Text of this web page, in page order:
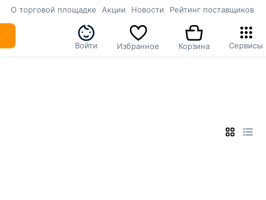
О торговой площадке Акции Новости Рейтинг поставщиков
Войти Избранное Корзина Сервисы